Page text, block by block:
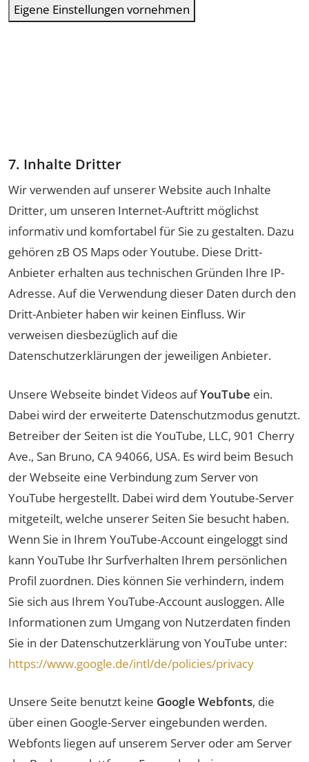
Eigene Einstellungen vornehmen
7. Inhalte Dritter
Wir verwenden auf unserer Website auch Inhalte
Dritter, um unseren Internet-Auftritt möglichst
informativ und komfortabel für Sie zu gestalten. Dazu
gehören zB OS Maps oder Youtube. Diese Dritt-
Anbieter erhalten aus technischen Gründen Ihre IP-
Adresse. Auf die Verwendung dieser Daten durch den
Dritt-Anbieter haben wir keinen Einfluss. Wir
verweisen diesbezüglich auf die
Datenschutzerklärungen der jeweiligen Anbieter.
Unsere Webseite bindet Videos aufYouTube ein.
Dabei wird der erweiterte Datenschutzmodus genutzt.
Betreiber der Seiten ist die YouTube, LLC, 901 Cherry
Ave., San Bruno, CA 94066, USA. Es wird beim Besuch
der Webseite eine Verbindung zum Server von
YouTube hergestellt. Dabei wird dem Youtube-Server
mitgeteilt, welche unserer Seiten Sie besucht haben.
Wenn Sie in Ihrem YouTube-Account eingeloggt sind
kann YouTube Ihr Surfverhalten Ihrem persönlichen
Profil zuordnen. Dies können Sie verhindern, indem
Sie sich aus Ihrem YouTube-Account ausloggen. Alle
Informationen zum Umgang von Nutzerdaten finden
Sie in der Datenschutzerklärung von YouTube unter:
https://www.google.de/intl/de/policies/privacy
Unsere Seite benutzt keine Google Webfonts, die
über einen Google-Server eingebunden werden.
Webfonts liegen auf unserem Server oder am Server